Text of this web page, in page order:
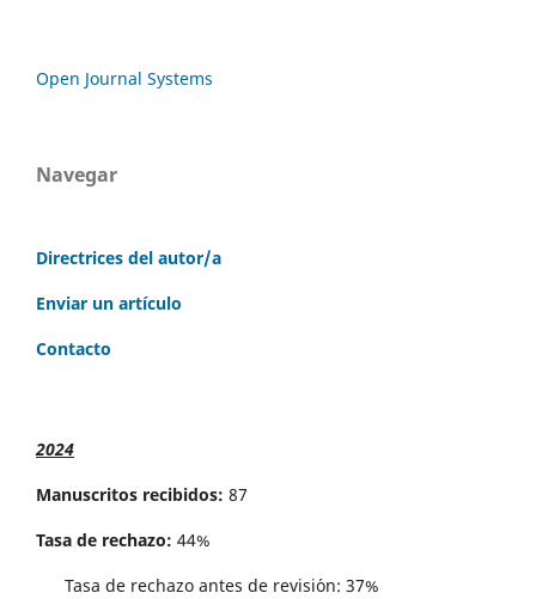
Open Journal Systems
Navegar
Directrices del autor/a
Enviar un artículo
Contacto
2024
Manuscritos recibidos: 87
Tasa de rechazo: 44%
Tasa de rechazo antes de revisi´on: 37%